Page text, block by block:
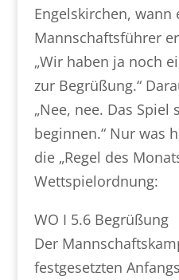
Engelskirchen, wann
Mannschaftsführer
„Wir haben ja noch
zur Begrüßung.“
„Nee, nee. Das Spiel
beginnen.“ Nur was
die „Regel des
Wettspielordnung:
WO I 5.6 Begrüßung
Der
festgesetzten